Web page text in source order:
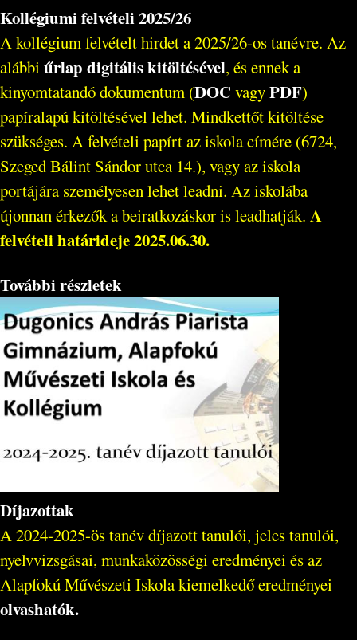
Kollégiumi felvételi 2025/26
A kollégium felvételt hirdet a 2025/26-os tanévre. Az
alábbi űrlap digitális kitöltésével, és ennek a
kinyomtatandó dokumentum (DOC vagyPDF)
papíralapú kitöltésével lehet. Mindkettőt kitöltése
szükséges. A felvételi papírt az iskola címére (6724,
Szeged Bálint Sándor utca 14.), vagy az iskola
portájára személyesen lehet leadni. Az iskolába
újonnan érkezők a beiratkozáskor is leadhatják. A
felvételi határideje 2025.06.30.
További részletek
Díjazottak
A 2024-2025-ös tanév díjazott tanulói, jeles tanulói,
nyelvvizsgásai, munkaközösségi eredményei és az
Alapfokú Művészeti Iskola kiemelkedő eredményei
olvashatók.